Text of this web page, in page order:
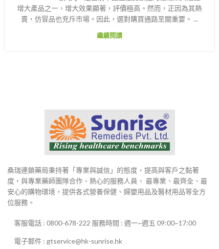
增大產品之一，增大效果顯著，評價極高。然而，正因為其熱
賣，仿冒品也充斥市場。因此，選對購買通路至關重要。 ...
繼續閱讀
桑瑞連鎖藥局秉持著「專業與誠信」的態度，提高與客戶之黏著
度，與專業藥師團隊合作、熱心的服務人員、 最專業、最齊全、最
安心的購物環境，提供各式營養保健、婦嬰用品及醫材用品等全方
位服務。
客服電話 : 0800-678-222 服務時間 : 週一~週五 09:00~17:00
電子郵件 : gtservice@hk-sunrise.hk